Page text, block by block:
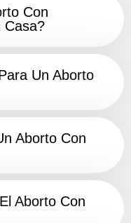
Con
Casa?
Un Aborto
Aborto Con
Aborto Con